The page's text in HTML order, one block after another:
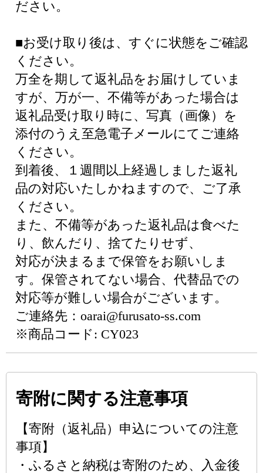
ださい。
■お受け取り後は、すぐに状態をご確認
ください。
万全を期して返礼品をお届けしていま
すが、万が一、不備等があった場合は
返礼品受け取り時に、写真（画像）を
添付のうえ至急電子メールにてご連絡
ください。
到着後、１週間以上経過しました返礼
品の対応いたしかねますので、ご了承
ください。
また、不備等があった返礼品は食べた
り、飲んだり、捨てたりせず、
対応が決まるまで保管をお願いしま
す。保管されてない場合、代替品での
対応等が難しい場合がございます。
ご連絡先：oarai@furusato-ss.com
※商品コード: CY023
寄附に関する注意事項
【寄附（返礼品）申込についての注意
事項】
・ふるさと納税は寄附のため、入金後